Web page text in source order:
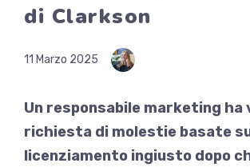
di Clarkson
11 Marzo 2025
Un responsabile marketing ha
richiesta di molestie basate
licenziamento ingiusto dopo